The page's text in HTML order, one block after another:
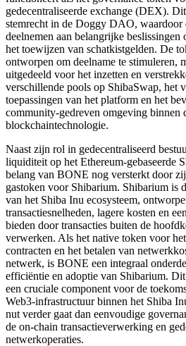
gedecentraliseerde exchange (DEX).
stemrecht in de Doggy DAO, waardoor
deelnemen aan belangrijke beslissingen
het toewijzen van schatkistgelden. De
ontworpen om deelname te stimuleren,
uitgedeeld voor het inzetten en
verschillende pools op ShibaSwap, het
toepassingen van het platform en het
community-gedreven omgeving binnen
blockchaintechnologie.
Naast zijn rol in gedecentraliseerd
liquiditeit op het Ethereum-gebaseerde
belang van BONE nog versterkt door
gastoken voor Shibarium. Shibarium is
van het Shiba Inu ecosysteem,
transactiesnelheden, lagere kosten en
bieden door transacties buiten de
verwerken. Als het native token voor
contracten en het betalen van
netwerk, is BONE een integraal
efficiëntie en adoptie van Shibarium.
een cruciale component voor de
Web3-infrastructuur binnen het Shiba
nut verder gaat dan eenvoudige
de on-chain transactieverwerking en
netwerkoperaties.